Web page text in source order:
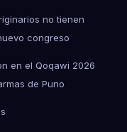
no tienen
congreso
en el Qoqawi 2026
de Puno